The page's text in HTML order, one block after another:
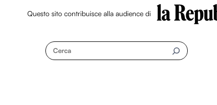
Questo sito contribuisce alla audience di
Cerca